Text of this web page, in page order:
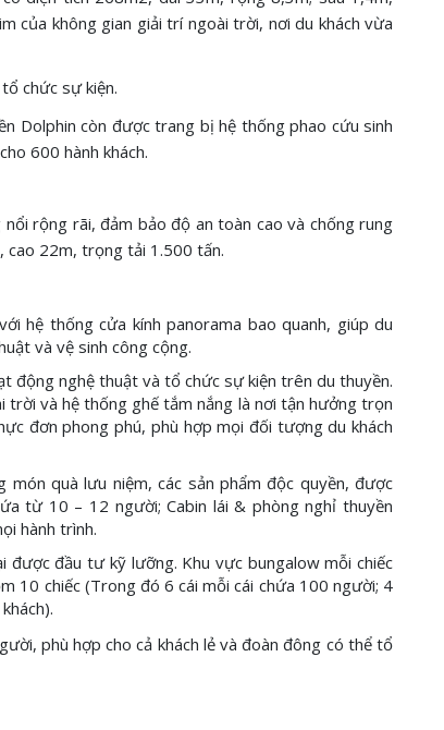
của không gian giải trí ngoài trời, nơi du khách vừa
chức sự kiện.
Dolphin còn được trang bị hệ thống phao cứu sinh
600 hành khách.
rộng rãi, đảm bảo độ an toàn cao và chống rung
cao 22m, trọng tải 1.500 tấn.
hệ thống cửa kính panorama bao quanh, giúp du
và vệ sinh công cộng.
động nghệ thuật và tổ chức sự kiện trên du thuyền.
trời và hệ thống ghế tắm nắng là nơi tận hưởng trọn
đơn phong phú, phù hợp mọi đối tượng du khách
quà lưu niệm, các sản phẩm độc quyền, được
từ 10 – 12 người; Cabin lái & phòng nghỉ thuyền
hành trình.
được đầu tư kỹ lưỡng. Khu vực bungalow mỗi chiếc
10 chiếc (Trong đó 6 cái mỗi cái chứa 100 người; 4
phù hợp cho cả khách lẻ và đoàn đông có thể tổ